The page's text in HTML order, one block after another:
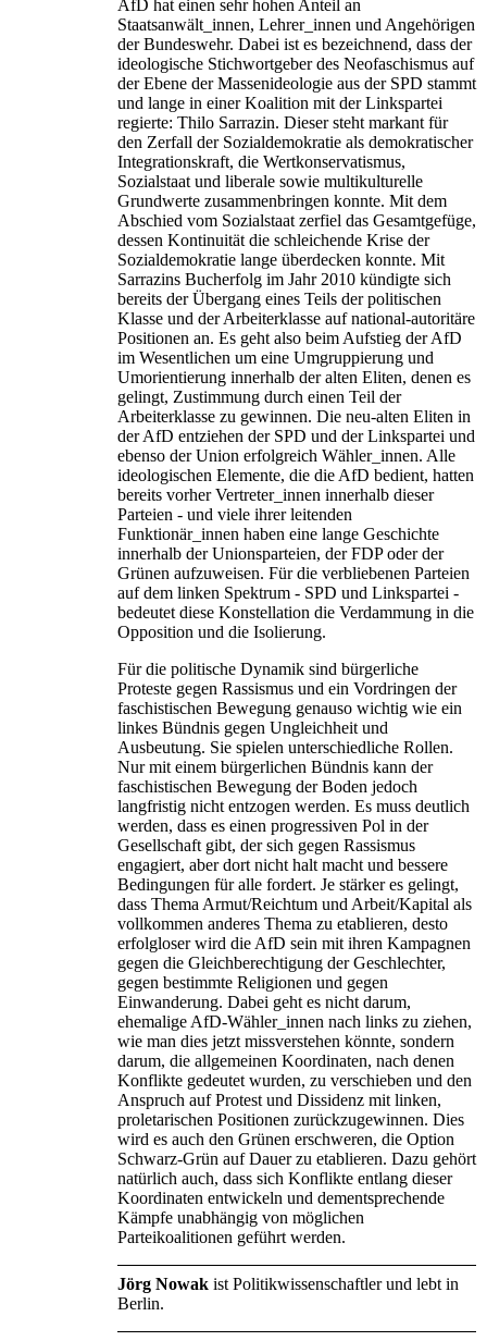
AfD hat einen sehr hohen Anteil an
Staatsanwält_innen, Lehrer_innen und Angehörigen
der Bundeswehr. Dabei ist es bezeichnend, dass der
ideologische Stichwortgeber des Neofaschismus auf
der Ebene der Massenideologie aus der SPD stammt
und lange in einer Koalition mit der Linkspartei
regierte: Thilo Sarrazin. Dieser steht markant für
den Zerfall der Sozialdemokratie als demokratischer
Integrationskraft, die Wertkonservatismus,
Sozialstaat und liberale sowie multikulturelle
Grundwerte zusammenbringen konnte. Mit dem
Abschied vom Sozialstaat zerfiel das Gesamtgefüge,
dessen Kontinuität die schleichende Krise der
Sozialdemokratie lange überdecken konnte. Mit
Sarrazins Bucherfolg im Jahr 2010 kündigte sich
bereits der Übergang eines Teils der politischen
Klasse und der Arbeiterklasse auf national-autoritäre
Positionen an. Es geht also beim Aufstieg der AfD
im Wesentlichen um eine Umgruppierung und
Umorientierung innerhalb der alten Eliten, denen es
gelingt, Zustimmung durch einen Teil der
Arbeiterklasse zu gewinnen. Die neu-alten Eliten in
der AfD entziehen der SPD und der Linkspartei und
ebenso der Union erfolgreich Wähler_innen. Alle
ideologischen Elemente, die die AfD bedient, hatten
bereits vorher Vertreter_innen innerhalb dieser
Parteien - und viele ihrer leitenden
Funktionär_innen haben eine lange Geschichte
innerhalb der Unionsparteien, der FDP oder der
Grünen aufzuweisen. Für die verbliebenen Parteien
auf dem linken Spektrum - SPD und Linkspartei -
bedeutet diese Konstellation die Verdammung in die
Opposition und die Isolierung.
Für die politische Dynamik sind bürgerliche
Proteste gegen Rassismus und ein Vordringen der
faschistischen Bewegung genauso wichtig wie ein
linkes Bündnis gegen Ungleichheit und
Ausbeutung. Sie spielen unterschiedliche Rollen.
Nur mit einem bürgerlichen Bündnis kann der
faschistischen Bewegung der Boden jedoch
langfristig nicht entzogen werden. Es muss deutlich
werden, dass es einen progressiven Pol in der
Gesellschaft gibt, der sich gegen Rassismus
engagiert, aber dort nicht halt macht und bessere
Bedingungen für alle fordert. Je stärker es gelingt,
dass Thema Armut/Reichtum und Arbeit/Kapital als
vollkommen anderes Thema zu etablieren, desto
erfolgloser wird die AfD sein mit ihren Kampagnen
gegen die Gleichberechtigung der Geschlechter,
gegen bestimmte Religionen und gegen
Einwanderung. Dabei geht es nicht darum,
ehemalige AfD-Wähler_innen nach links zu ziehen,
wie man dies jetzt missverstehen könnte, sondern
darum, die allgemeinen Koordinaten, nach denen
Konflikte gedeutet wurden, zu verschieben und den
Anspruch auf Protest und Dissidenz mit linken,
proletarischen Positionen zurückzugewinnen. Dies
wird es auch den Grünen erschweren, die Option
Schwarz-Grün auf Dauer zu etablieren. Dazu gehört
natürlich auch, dass sich Konflikte entlang dieser
Koordinaten entwickeln und dementsprechende
Kämpfe unabhängig von möglichen
Parteikoalitionen geführt werden.
Jörg Nowak ist Politikwissenschaftler und lebt in
Berlin.